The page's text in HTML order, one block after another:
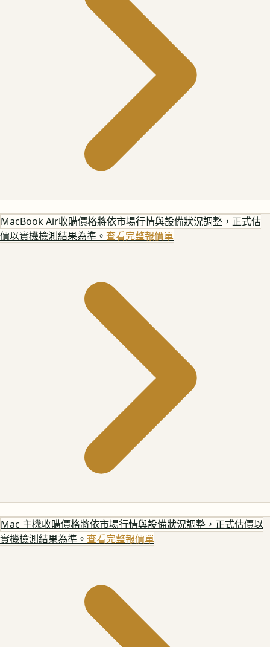
MacBook Air收購價格將依市場行情與設備狀況調整，正式估
價以實機檢測結果為準。 查看完整報價單
Mac 主機收購價格將依市場行情與設備狀況調整，正式估價以
實機檢測結果為準。 查看完整報價單